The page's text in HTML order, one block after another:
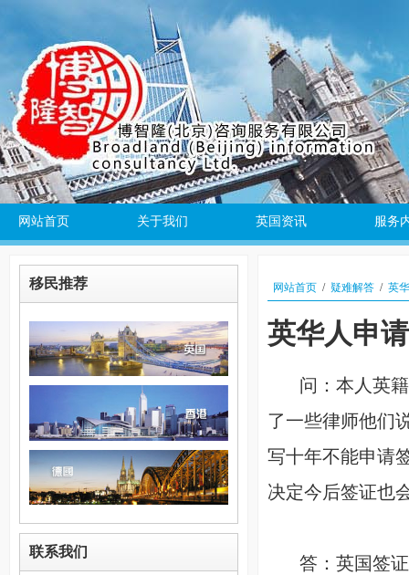
网站首页 关于我们 英国资讯 服务
移民推荐
联系我们
网站首页 / 疑难解答 / 英
英华人申
问：本人英籍
了一些律师他们
写十年不能申请
决定今后签证也
答： 英国签